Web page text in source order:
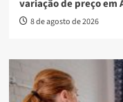
variação de preço em
8 de agosto de 2026